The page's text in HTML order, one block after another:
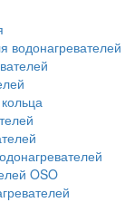
водонагревателей
OSO